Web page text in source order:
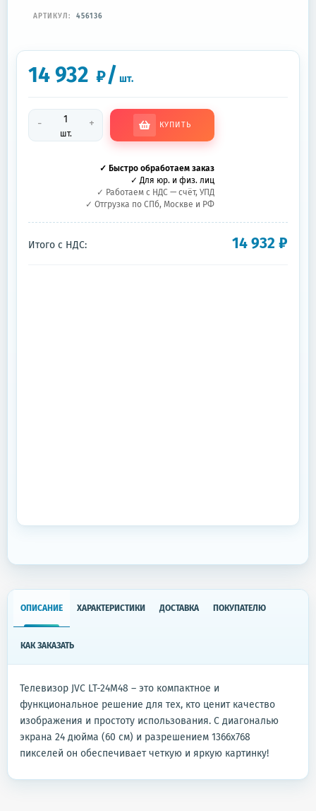
АРТИКУЛ: 456136
14 932 ₽/ шт.
-
шт.
+ КУПИТЬ
✓ Быстро обработаем заказ
✓ Для юр. и физ. лиц
✓ Работаем с НДС — счёт, УПД
✓ Отгрузка по СПб, Москве и РФ
Итого с НДС: 14 932 ₽
ОПИСАНИЕ ХАРАКТЕРИСТИКИ ДОСТАВКА ПОКУПАТЕЛЮ
КАК ЗАКАЗАТЬ
Телевизор JVC LT-24M48 – это компактное и
функциональное решение для тех, кто ценит качество
изображения и простоту использования. С диагональю
экрана 24 дюйма (60 см) и разрешением 1366x768
пикселей он обеспечивает четкую и яркую картинку!